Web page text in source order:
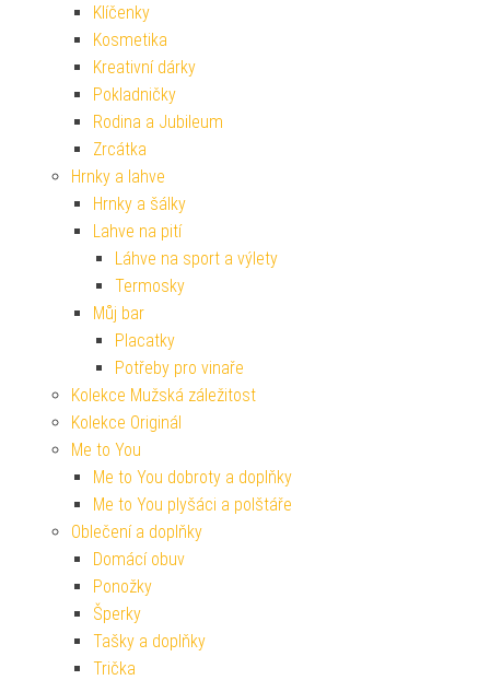
Klíčenky
Kosmetika
Kreativní dárky
Pokladničky
Rodina a Jubileum
Zrcátka
Hrnky a lahve
Hrnky a šálky
Lahve na pití
Láhve na sport a výlety
Termosky
Můj bar
Placatky
Potřeby pro vinaře
Kolekce Mužská záležitost
Kolekce Originál
Me to You
Me to You dobroty a doplňky
Me to You plyšáci a polštáře
Oblečení a doplňky
Domácí obuv
Ponožky
Šperky
Tašky a doplňky
Trička